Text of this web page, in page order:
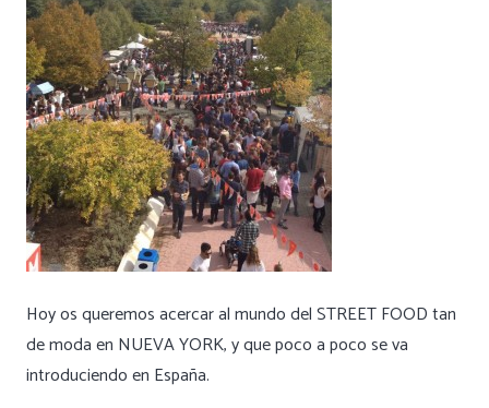
Hoy os queremos acercar al mundo del STREET FOOD tan
de moda en NUEVA YORK, y que poco a poco se va
introduciendo en España.